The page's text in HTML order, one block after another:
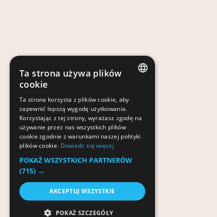
POLISH
Ta strona używa plików
cookie
Ta strona korzysta z plików cookie, aby
zapewnić lepszą wygodę użytkowania.
Korzystając z tej strony, wyrażasz zgodę na
używanie przez nas wszystkich plików
cookie zgodnie z warunkami naszej polityki
plików cookie. Dowiedz się więcej
POKAŻ WSZYSTKICH PARTNERÓW
(715) →
AKCEPTUJ WSZYSTKIE
POKAŻ SZCZEGÓŁY